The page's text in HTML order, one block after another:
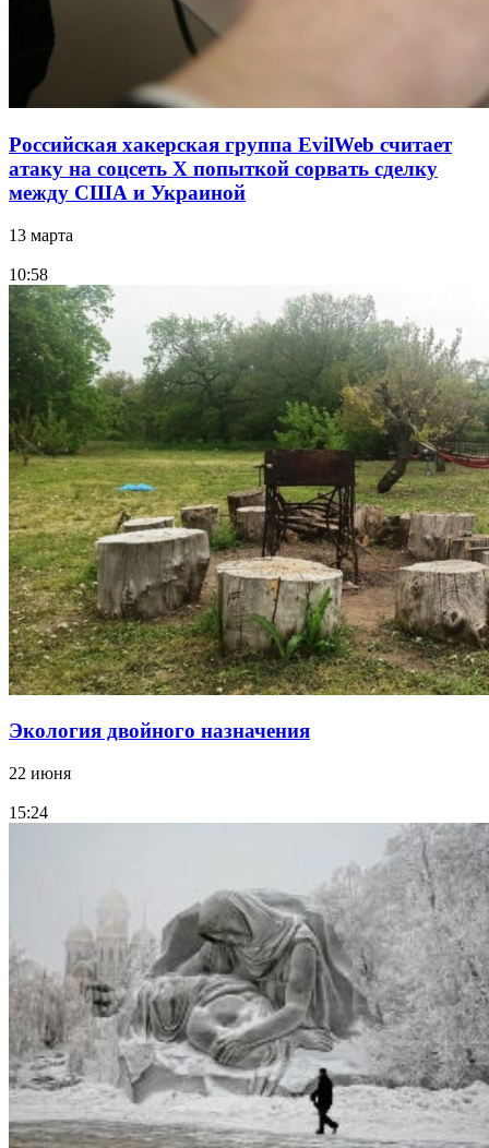
Российская хакерская группа EvilWeb считает
атаку на соцсеть Х попыткой сорвать сделку
между США и Украиной
13 марта
10:58
Экология двойного назначения
22 июня
15:24